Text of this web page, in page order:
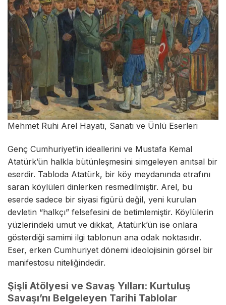
Mehmet Ruhi Arel Hayatı, Sanatı ve Ünlü Eserleri
Genç Cumhuriyet’in ideallerini ve Mustafa Kemal
Atatürk’ün halkla bütünleşmesini simgeleyen anıtsal bir
eserdir. Tabloda Atatürk, bir köy meydanında etrafını
saran köylüleri dinlerken resmedilmiştir. Arel, bu
eserde sadece bir siyasi figürü değil, yeni kurulan
devletin “halkçı” felsefesini de betimlemiştir. Köylülerin
yüzlerindeki umut ve dikkat, Atatürk’ün ise onlara
gösterdiği samimi ilgi tablonun ana odak noktasıdır.
Eser, erken Cumhuriyet dönemi ideolojisinin görsel bir
manifestosu niteliğindedir.
Şişli Atölyesi ve Savaş Yılları: Kurtuluş
Savaşı’nı Belgeleyen Tarihi Tablolar